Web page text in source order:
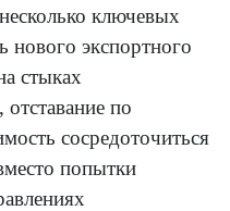
ключевых
нового экспортного
стыках
по
сосредоточиться
попытки